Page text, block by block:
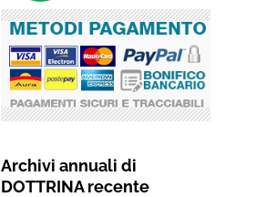
Archivi annuali di
DOTTRINA recente